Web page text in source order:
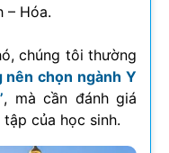
– Hóa.
chúng tôi thường
nên chọn ngành Y
, mà cần đánh giá
của học sinh.